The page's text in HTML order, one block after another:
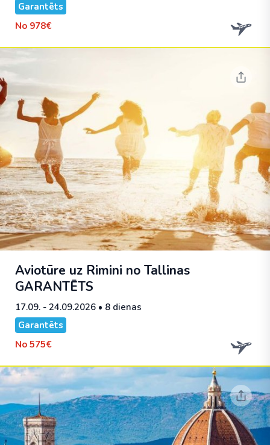
Garantēts
No 978€
Aviotūre uz Rimini no Tallinas
GARANTĒTS
17.09. - 24.09.2026 • 8 dienas
Garantēts
No 575€